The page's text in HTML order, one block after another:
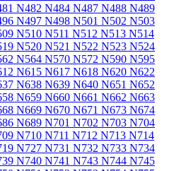
N482 N484 N487 N488 N489
N497 N498 N501 N502 N503
N510 N511 N512 N513 N514
N520 N521 N522 N523 N524
N564 N570 N572 N590 N595
N615 N617 N618 N620 N622
N638 N639 N640 N651 N652
N659 N660 N661 N662 N663
N669 N670 N671 N673 N674
N689 N701 N702 N703 N704
N710 N711 N712 N713 N714
N727 N731 N732 N733 N734
N740 N741 N743 N744 N745